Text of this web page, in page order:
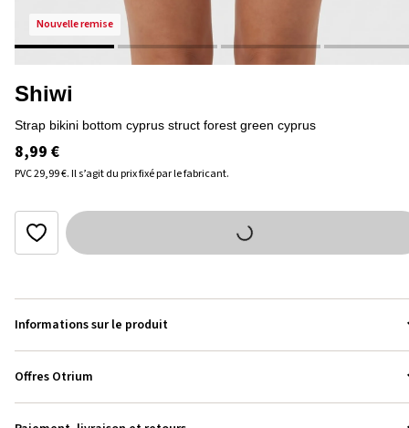
nouvelle remise
Shiwi
strap bikini bottom cyprus struct forest green cyprus
8,99 €
PVC29,99 €.Il s’agit du prix fixé par le fabricant.
Informations sur le produit
Offres Otrium